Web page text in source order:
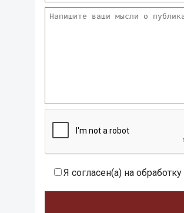
Я согласен(а) на обработку